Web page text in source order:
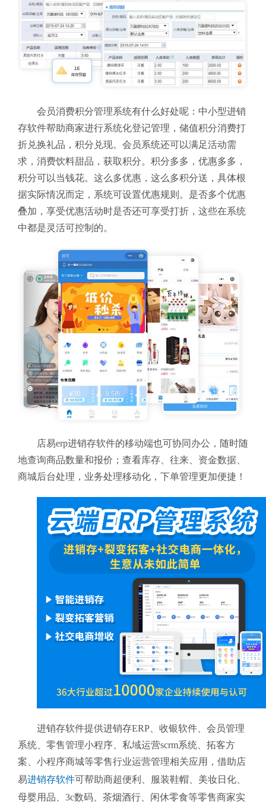
会员消费积分管理系统有什么好处呢：中小型进销
存软件帮助商家进行系统化登记管理，储值积分消费打
折兑换礼品，积分兑现。会员系统还可以满足活动需
求，消费饮料甜品，获取积分。积分多多，优惠多多，
积分可以当钱花。这么多优惠，这么多积分送，具体根
据实际情况而定，系统可设置优惠规则。是否多个优惠
叠加，享受优惠活动时是否还可享受打折，这些在系统
中都是灵活可控制的。
店易erp进销存软件的移动端也可协同办公，随时随
地查询商品数量和报价；查看库存、往来、资金数据、
商城后台处理，业务处理移动化，下单管理更加便捷！
进销存软件提供进销存ERP、收银软件、会员管理
系统、零售管理小程序、私域运营scrm系统、拓客方
案、小程序商城等零售行业运营管理相关应用，借助店
易进销存软件可帮助商超便利、服装鞋帽、美妆日化、
母婴用品、3c数码、茶烟酒行、闲休零食等零售商家实